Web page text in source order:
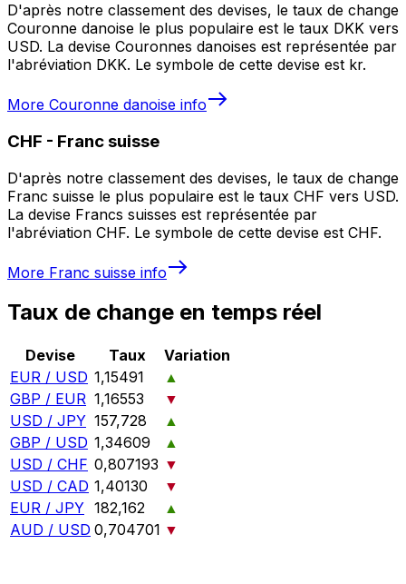
D'après notre classement des devises, le taux de change
Couronne danoise le plus populaire est le taux DKK vers
USD. La devise Couronnes danoises est représentée par
l'abréviation DKK. Le symbole de cette devise est kr.
More Couronne danoise info
CHF - Franc suisse
D'après notre classement des devises, le taux de change
Franc suisse le plus populaire est le taux CHF vers USD.
La devise Francs suisses est représentée par
l'abréviation CHF. Le symbole de cette devise est CHF.
More Franc suisse info
Taux de change en temps réel
Devise Taux
Variation
EUR / USD 1,15491
▲
GBP / EUR 1,16553
▼
USD / JPY 157,728
▲
GBP / USD 1,34609
▲
USD / CHF 0,807193 ▼
USD / CAD 1,40130
▼
EUR / JPY 182,162
▲
AUD / USD 0,704701 ▼